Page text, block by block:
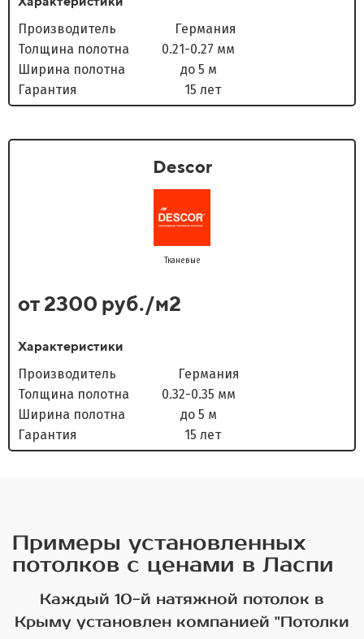
Производитель Германия
Толщина полотна 0.21-0.27 мм
Ширина полотна до 5 м
Гарантия 15 лет
Descor
Тканевые
от 2300 руб./м2
Характеристики
Производитель Германия
Толщина полотна 0.32-0.35 мм
Ширина полотна до 5 м
Гарантия 15 лет
Примеры установленных
потолков с ценами в Ласпи
Каждый 10-й натяжной потолок в
Крыму установлен компанией "Потолки